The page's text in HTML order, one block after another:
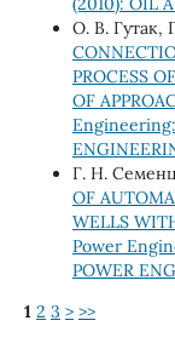
О. В. Гутак,
PROCESS
OF
Engineering:
Г. Н.
OF
WELLS
Power
POWER
1 2 3 > >>